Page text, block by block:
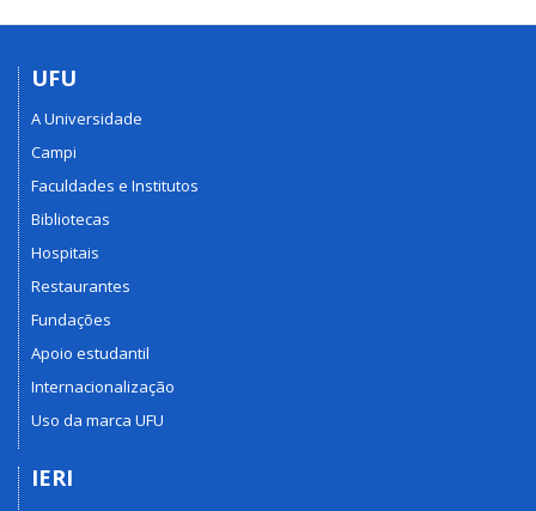
UFU
A Universidade
Campi
Faculdades e Institutos
Bibliotecas
Hospitais
Restaurantes
Fundações
Apoio estudantil
Internacionalização
Uso da marca UFU
IERI